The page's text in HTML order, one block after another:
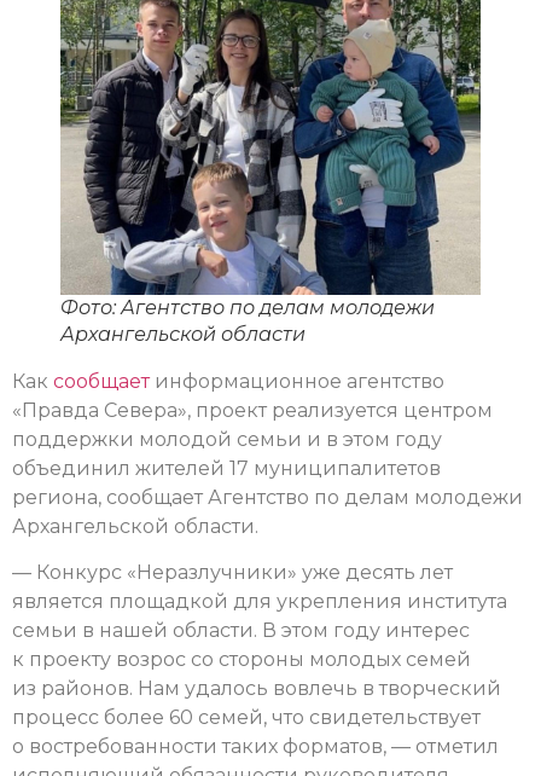
Фото: Агентство по делам молодежи
Архангельской области
Как сообщаетинформационное агентство
«Правда Севера», проект реализуется центром
поддержки молодой семьи и в этом году
объединил жителей 17 муниципалитетов
региона, сообщает Агентство по делам молодежи
Архангельской области.
— Конкурс «Неразлучники» уже десять лет
является площадкой для укрепления института
семьи в нашей области. В этом году интерес
к проекту возрос со стороны молодых семей
из районов. Нам удалось вовлечь в творческий
процесс более 60 семей, что свидетельствует
о востребованности таких форматов, — отметил